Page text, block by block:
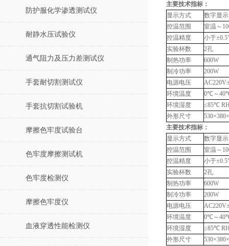
防护服化学渗透测试仪
耐静水压试验仪
通气阻力及压力差测试仪
手套耐切割测试仪
手套抗切割试验机
摩擦色牢度试验台
色牢度摩擦测试机
色牢度检测仪
摩擦色牢度仪
血液穿透性能检测仪
主要技术指标：
显示方式
数字显示
控温范围
室温～
控温精度
小于
实验杯数
2孔
制热功率
600W
制冷功率
200W
电源电压
环境温度
0℃～
环境湿度
≤85℃
外形尺寸
主要技术指标：
显示方式
数字显示
控温范围
室温～
控温精度
小于
实验杯数
2孔
制热功率
600W
制冷功率
200W
电源电压
环境温度
0℃～
环境湿度
≤85℃
外形尺寸